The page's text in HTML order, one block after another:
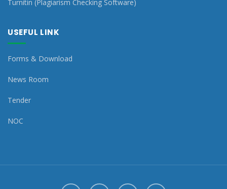
Turnitin (Plagiarism Checking Software)
USEFUL LINK
Forms & Download
News Room
Tender
NOC